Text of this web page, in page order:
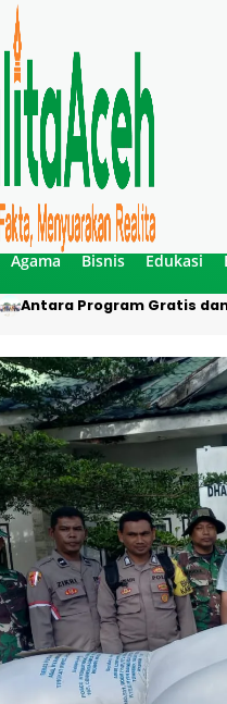
Agama Bisnis Edukasi
Antara Program Gratis